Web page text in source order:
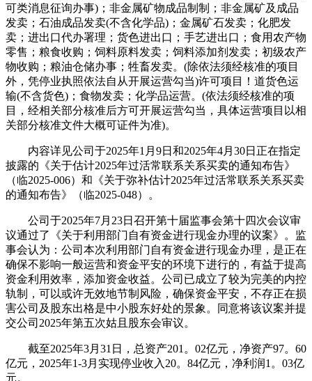
可类消息征询办事)；非金属矿物成品制制；非金属矿及成品
发卖；石油成品发卖(不含化学品)；金属矿石发卖；化肥发
卖；进出口代办署理；货色进出口；手艺进出口；食用农产物
零售；粮食收购；饲料原料发卖；饲料添加剂发卖；初级农产
物收购；粮油仓储办事；牲畜发卖。(除依法须经核准的项目
外，凭停业执照依法自从开展运营勾当)许可项目！道货色运
输(不含货色)；食物发卖；化学品运营。(依法须经核准的项
目，经相关部分核准后方可开展运营勾当，具体运营项目以相
关部分核准文件大概可证件为准)。
内容详见公司于2025年1月9日和2025年4月30日正在指定
披露的《关于估计2025年过活常联系关系买卖的通知布告》
（临2025-006）和《关于弥补估计2025年过活常联系关系买卖
的通知布告》（临2025-048）。
公司于2025年7月23日召开第十届监事会第十四次会议审
议通过了《关于利用部门自有资金进行现金办理的议案》。监
事会认为：公司本次利用部门自有资金进行现金办理，是正在
确保不影响一般运营和资金平安的环境下进行的，有益于提高
资金利用效率，添加资金收益。公司已成立了较为完美的内控
轨制，可以或许无效地节制风险，确保资金平安，不存正在损
害公司及股东出格是中小股东好处的景象。同意将该议案并提
交公司2025年第五次姑且股东会审议。
截至2025年3月31日，总资产201。02亿元，净资产97。60
亿元，2025年1-3月实现停业收入20。84亿元，净利润1。03亿
元。